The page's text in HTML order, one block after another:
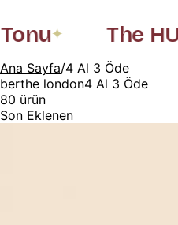
✦ The
Ana Sayfa/4 Al 3 Öde
berthe london4 Al 3 Öde
80 ürün